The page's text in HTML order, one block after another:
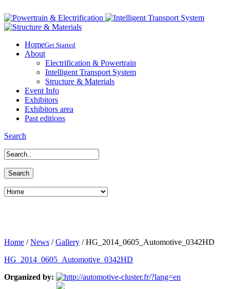
HomeGet Started
About
Electrification & Powertrain
Intelligent Transport System
Structure & Materials
Event Info
Exhibitors
Exhibitors area
Past editions
Search
Home / News / Gallery / HG_2014_0605_Automotive_0342HD
HG_2014_0605_Automotive_0342HD
Organized by: